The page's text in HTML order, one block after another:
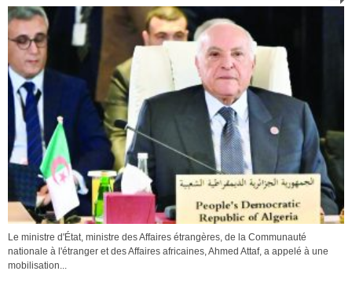
Le ministre d'État, ministre des Affaires étrangères, de la Communauté
nationale à l'étranger et des Affaires africaines, Ahmed Attaf, a appelé à une
mobilisation...